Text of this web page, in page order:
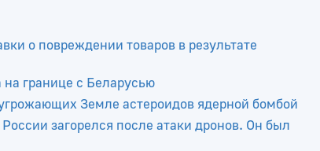
о повреждении товаров в результате
границе с Беларусью
Земле астероидов ядерной бомбой
загорелся после атаки дронов. Он был